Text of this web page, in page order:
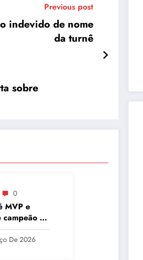
Previous post
indevido de nome
da turnê
sobre
0
MVP e
do
de
De 2026